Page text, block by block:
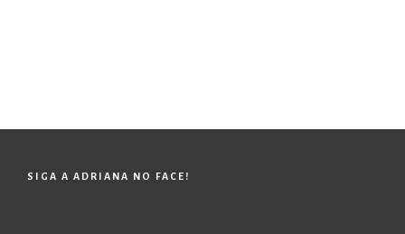
SIGA A ADRIANA NO FACE!